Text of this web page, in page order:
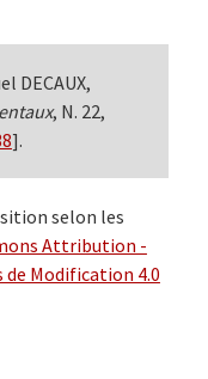
DECAUX,
, N. 22,
].
selon les
Attribution -
Modification 4.0